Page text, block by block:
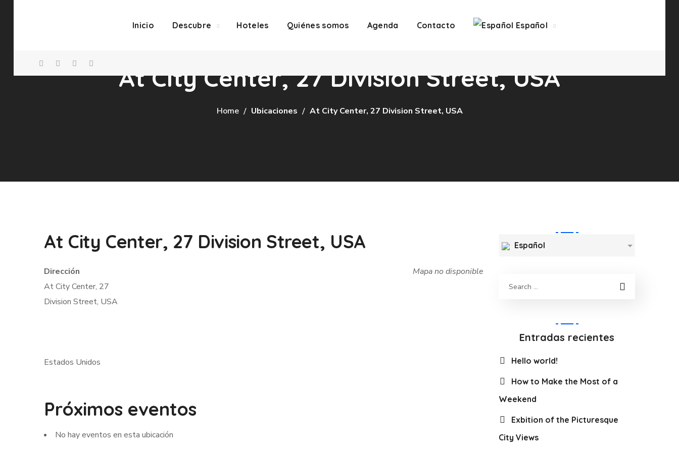
Inicio Descubre Hoteles Quiénes somos Agenda Contacto Español
At City Center, 27 Division Street, USA
Home Ubicaciones At City Center, 27 Division Street, USA
At City Center, 27 Division Street, USA
Mapa no disponible
Dirección
At City Center, 27
Division Street, USA
Estados Unidos
Próximos eventos
No hay eventos en esta ubicación
Español
Entradas recientes
Hello world!
How to Make the Most of a
Weekend
Exbition of the Picturesque
City Views